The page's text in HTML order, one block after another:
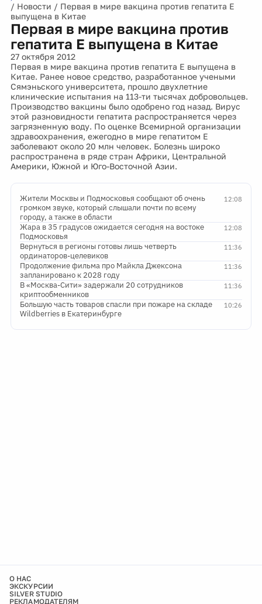
/ Новости / Первая в мире вакцина против гепатита Е
выпущена в Китае
Первая в мире вакцина против
гепатита Е выпущена в Китае
27 октября 2012
Первая в мире вакцина против гепатита Е выпущена в
Китае. Ранее новое средство, разработанное учеными
Сямэньского университета, прошло двухлетние
клинические испытания на 113-ти тысячах добровольцев.
Производство вакцины было одобрено год назад. Вирус
этой разновидности гепатита распространяется через
загрязненную воду. По оценке Всемирной организации
здравоохранения, ежегодно в мире гепатитом Е
заболевают около 20 млн человек. Болезнь широко
распространена в ряде стран Африки, Центральной
Америки, Южной и Юго-Восточной Азии.
12:08
Жители Москвы и Подмосковья сообщают об очень
громком звуке, который слышали почти по всему
городу, а также в области
12:08
Жара в 35 градусов ожидается сегодня на востоке
Подмосковья
11:36
Вернуться в регионы готовы лишь четверть
ординаторов-целевиков
11:36
Продолжение фильма про Майкла Джексона
запланировано к 2028 году
11:36
В «Москва-Сити» задержали 20 сотрудников
криптообменников
10:26
Большую часть товаров спасли при пожаре на складе
Wildberries в Екатеринбурге
О НАС
ЭКСКУРСИИ
SILVER STUDIO
РЕКЛАМОДАТЕЛЯМ